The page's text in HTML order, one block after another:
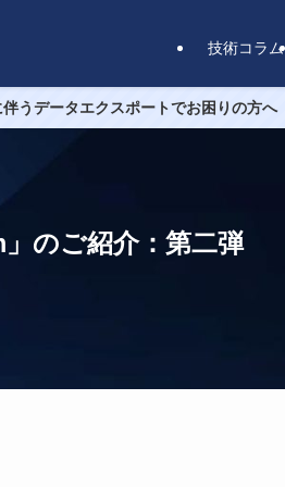
技術コラム
うデータエクスポートでお困りの方へ
のご紹介：第二弾